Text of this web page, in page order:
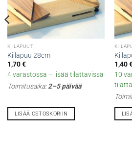
KIILAPUUT
Kiilapuu 28cm
1,70€
4 varastossa – lisää tilattavissa
Toimitusaika:2–5 päivää
LISÄÄ OSTOSKORIIN
1,40
10